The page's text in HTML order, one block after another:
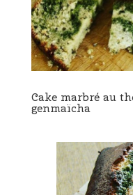
Cake marbré au
genmaïcha